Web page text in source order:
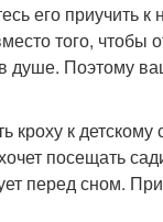
его приучить
того, чтобы
душе. Поэтому
кроху к
посещать
перед сном.